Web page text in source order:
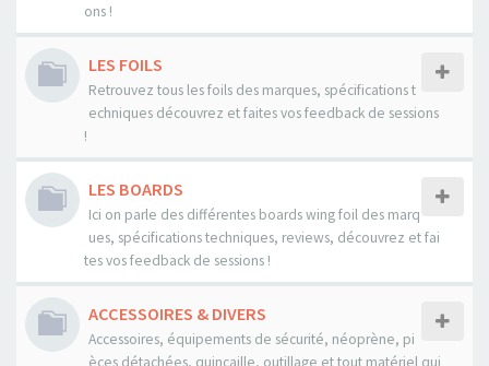
ons !
LES FOILS
Retrouvez tous les foils des marques, spécifications t
echniques découvrez et faites vos feedback de sessions
!
LES BOARDS
Ici on parle des différentes boards wing foil des marq
ues, spécifications techniques, reviews, découvrez et fai
tes vos feedback de sessions !
ACCESSOIRES & DIVERS
Accessoires, équipements de sécurité, néoprène, pi
èces détachées, quincaille, outillage et tout matériel qui